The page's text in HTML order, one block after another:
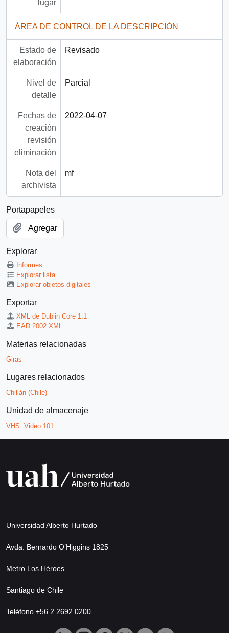
lugar
ÁREA DE CONTROL DE LA DESCRIPCIÓN
Estado de
elaboración
Revisado
Nivel de
detalle
Parcial
Fechas de
creación
revisión
eliminación
2022-04-07
Nota del
archivista
mf
Portapapeles
Agregar
Explorar
Informes
Explorar lista
Explorar objetos digitales
Exportar
XML de Dublin Core 1.1
EAD 2002 XML
Materias relacionadas
Giras
Lugares relacionados
Chillán (Chile)
Unidad de almacenaje
VHS: Video 101
Universidad Alberto Hurtado
Avda. Bernardo O’Higgins 1825
Metro Los Héroes
Santiago de Chile
Teléfono +56 2 2692 0200